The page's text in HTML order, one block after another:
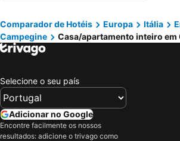
Comparador de Hotéis Europa Itália
Campegine
Casa/apartamento inteiro em
Selecione o seu país
Adicionar no Google
Encontre facilmente os nossos
resultados: adicione o trivago como